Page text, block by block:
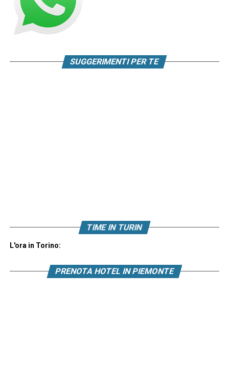
SUGGERIMENTI PER TE
TIME IN TURIN
L'ora in Torino:
PRENOTA HOTEL IN PIEMONTE